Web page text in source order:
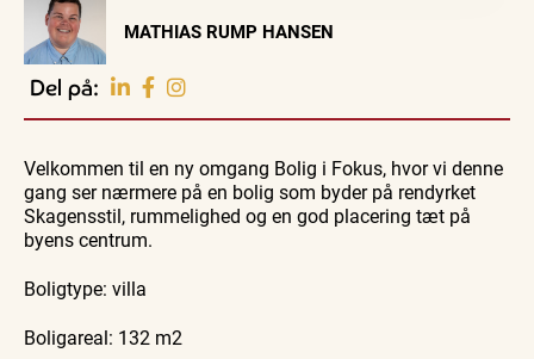
Visit Vendsyssel
EVENTKALENDER
Oplev events i
Vendsyssel
natur og lokale events.
Se events
Skagen
med
Bedford
bussen
fra 1937
9. aug.
Skagen
med
Bedford
bussen
fra 1937
9. aug.
Skagen
fra
søsiden
9. aug.
MATHIAS RUMP HANSEN
Del på:
Velkommen til en ny omgang Bolig i Fokus, hvor vi denne
gang ser nærmere på en bolig som byder på rendyrket
Skagensstil, rummelighed og en god placering tæt på
byens centrum.
Boligtype: villa
Boligareal: 132 m2